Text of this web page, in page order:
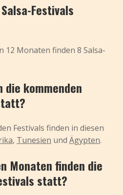
Festivals
12 Monaten finden 8 Salsa-
kommenden
Festivals finden in diesen
, Tunesien und Ägypten.
Monaten finden die
statt?